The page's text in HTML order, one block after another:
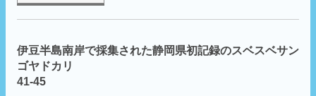
伊豆半島南岸で採集された静岡県初記録のスベスベサン
ゴヤドカリ
41-45